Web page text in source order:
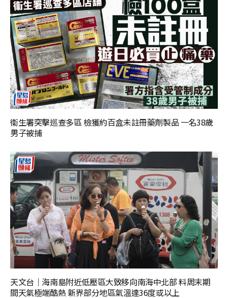
衞生署突擊巡查多區 檢獲約百盒未註冊藥劑製品 一名38歲
男子被捕
天文台｜海南島附近低壓區大致移向南海中北部 料周末期
間天氣極端酷熱 新界部分地區氣溫達36度或以上